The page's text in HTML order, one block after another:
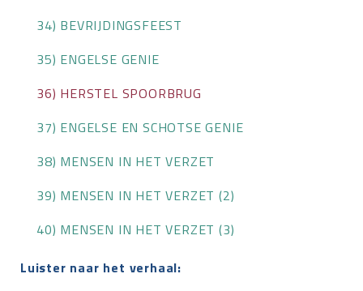
34) BEVRIJDINGSFEEST
35) ENGELSE GENIE
36) HERSTEL SPOORBRUG
37) ENGELSE EN SCHOTSE GENIE
38) MENSEN IN HET VERZET
39) MENSEN IN HET VERZET (2)
40) MENSEN IN HET VERZET (3)
Luister naar het verhaal: